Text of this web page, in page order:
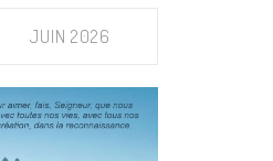
JUIN 2026